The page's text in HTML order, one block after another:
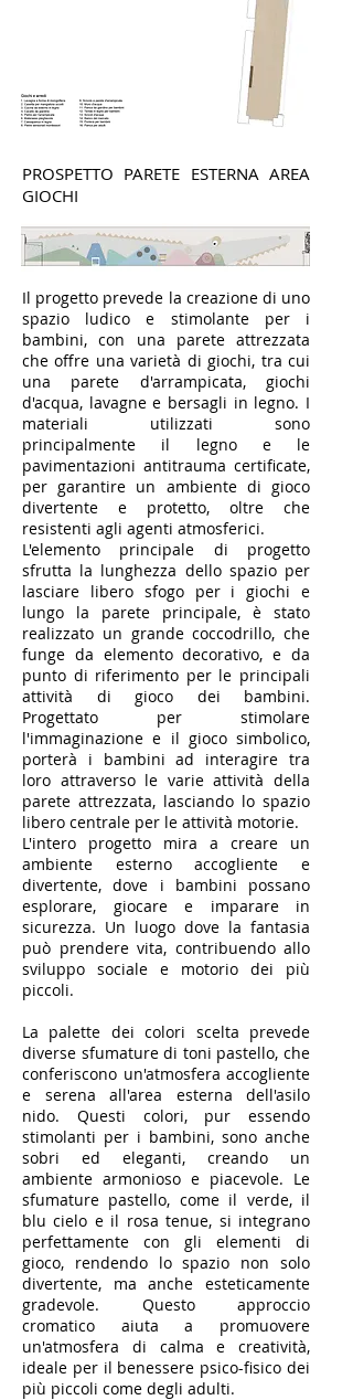
PROSPETTO PARETE ESTERNA AREA
GIOCHI
Il progetto prevede la creazione di uno
spazio ludico e stimolante per i
bambini, con una parete attrezzata
che offre una varietà di giochi, tra cui
una parete d'arrampicata, giochi
d'acqua, lavagne e bersagli in legno. I
materiali utilizzati sono
principalmente il legno e le
pavimentazioni antitrauma certificate,
per garantire un ambiente di gioco
divertente e protetto, oltre che
resistenti agli agenti atmosferici.
L'elemento principale di progetto
sfrutta la lunghezza dello spazio per
lasciare libero sfogo per i giochi e
lungo la parete principale, è stato
realizzato un grande coccodrillo, che
funge da elemento decorativo, e da
punto di riferimento per le principali
attività di gioco dei bambini.
Progettato per stimolare
l'immaginazione e il gioco simbolico,
porterà i bambini ad interagire tra
loro attraverso le varie attività della
parete attrezzata, lasciando lo spazio
libero centrale per le attività motorie.
L'intero progetto mira a creare un
ambiente esterno accogliente e
divertente, dove i bambini possano
esplorare, giocare e imparare in
sicurezza. Un luogo dove la fantasia
può prendere vita, contribuendo allo
sviluppo sociale e motorio dei più
piccoli.
La palette dei colori scelta prevede
diverse sfumature di toni pastello, che
conferiscono un'atmosfera accogliente
e serena all'area esterna dell'asilo
nido. Questi colori, pur essendo
stimolanti per i bambini, sono anche
sobri ed eleganti, creando un
ambiente armonioso e piacevole. Le
sfumature pastello, come il verde, il
blu cielo e il rosa tenue, si integrano
perfettamente con gli elementi di
gioco, rendendo lo spazio non solo
divertente, ma anche esteticamente
gradevole. Questo approccio
cromatico aiuta a promuovere
un'atmosfera di calma e creatività,
ideale per il benessere psico-fisico dei
più piccoli come degli adulti.